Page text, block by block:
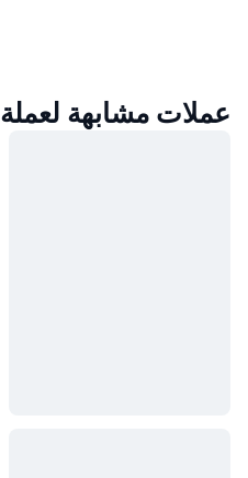
عملات مشابهة لعملة Bird.Money